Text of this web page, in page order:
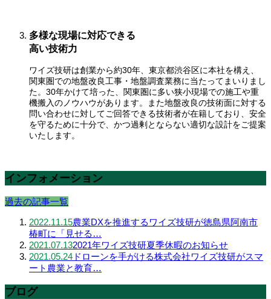
多様な現場に対応できる
高い技術力
ワイズ技研は創業から約30年、東京都渋谷区に本社を構え、
関東圏での地盤改良工事・地盤調査業務に当たってまいりまし
た。30年かけて培った、関東圏に多い狭小現場での施工や重
機搬入のノウハウがあります。また地盤改良の技術面に対する
問い合わせに対してご回答できる技術者が在籍しており、安全
を守るために十分で、かつ過剰とならない適切な設計をご提案
いたします。
インフォメーション
過去の記事一覧
2022.11.15農業DXを推進するワイズ技研が徳島県阿南市
椿町に「見せる…
2021.07.132021年ワイズ技研夏季休暇のお知らせ
2021.05.24 ドローンを手がける株式会社ワイズ技研がスマ
ート農業と教育…
ブログ